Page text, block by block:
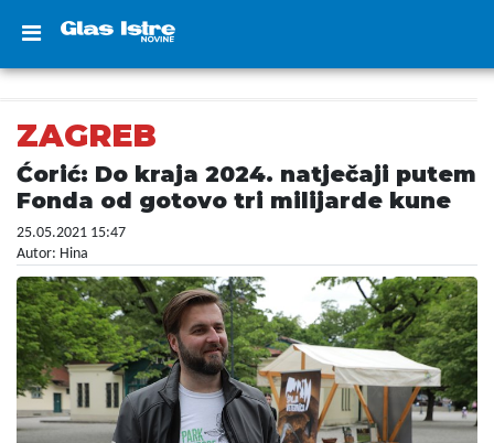
ZAGREB
Ćorić: Do kraja 2024. natječaji putem
Fonda od gotovo tri milijarde kune
25.05.2021 15:47
Autor: Hina